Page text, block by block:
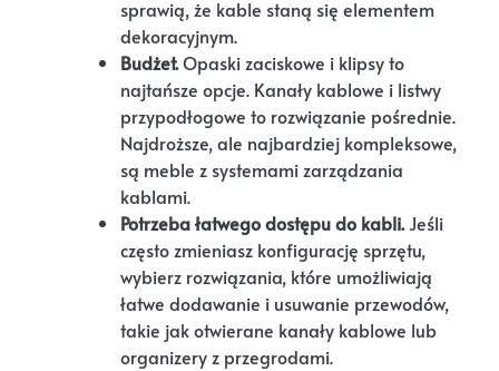
sprawią, że kable staną się elementem
dekoracyjnym.
Budżet.Opaski zaciskowe i klipsy to
najtańsze opcje. Kanały kablowe i listwy
przypodłogowe to rozwiązanie pośrednie.
Najdroższe, ale najbardziej kompleksowe,
są meble z systemami zarządzania
kablami.
Potrzeba łatwego dostępu do kabli.Jeśli
często zmieniasz konfigurację sprzętu,
wybierz rozwiązania, które umożliwiają
łatwe dodawanie i usuwanie przewodów,
takie jak otwierane kanały kablowe lub
organizery z przegrodami.